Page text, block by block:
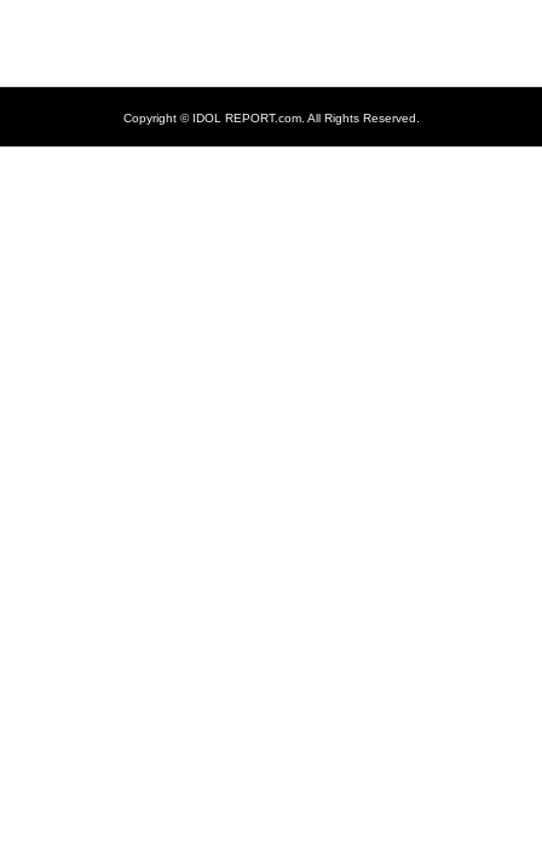
Copyright ©IDOL REPORT.com. All Rights Reserved.